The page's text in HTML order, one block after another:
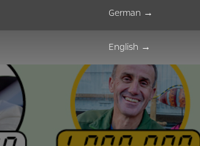
German →
English →